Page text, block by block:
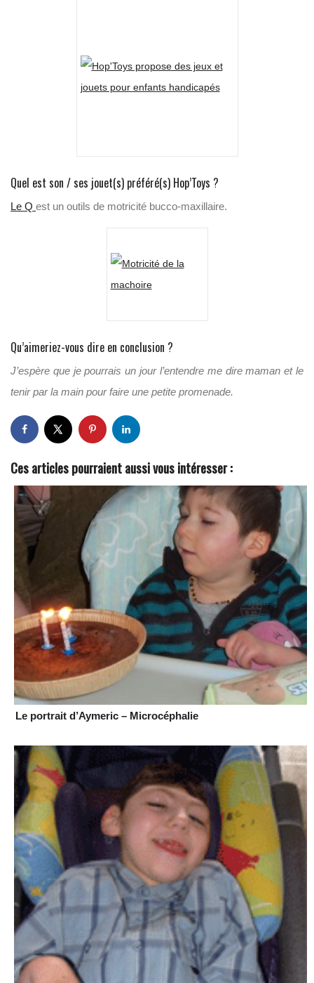
Quel est son / ses jouet(s) préféré(s) Hop’Toys ?
Le Q est un outils de motricité bucco-maxillaire.
Qu’aimeriez-vous dire en conclusion ?
J’espère que je pourrais un jour l’entendre me dire maman et le
tenir par la main pour faire une petite promenade.
Ces articles pourraient aussi vous intéresser :
Le portrait d’Aymeric – Microcéphalie